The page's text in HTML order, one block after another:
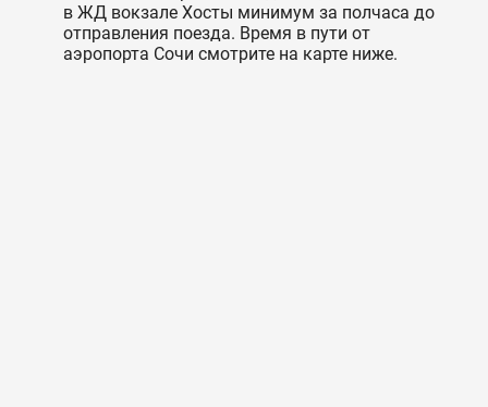
в ЖД вокзале Хосты минимум за полчаса до
отправления поезда. Время в пути от
аэропорта Сочи смотрите на карте ниже.